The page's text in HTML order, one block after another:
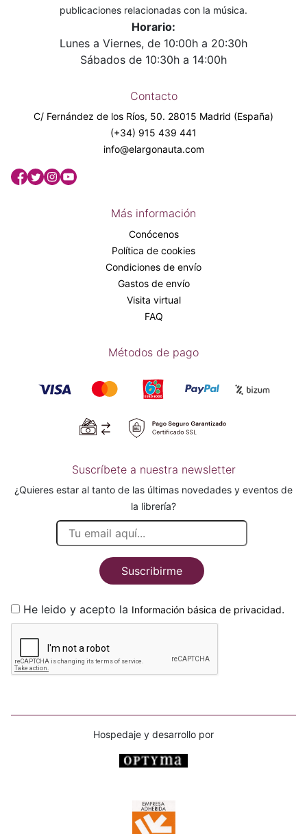
publicaciones relacionadas con la música.
Horario:
Lunes a Viernes, de 10:00h a 20:30h
Sábados de 10:30h a 14:00h
Contacto
C/ Fernández de los Ríos, 50. 28015 Madrid (España)
(+34) 915 439 441
info@elargonauta.com
Más información
Conócenos
Política de cookies
Condiciones de envío
Gastos de envío
Visita virtual
FAQ
Métodos de pago
Suscríbete a nuestra newsletter
¿Quieres estar al tanto de las últimas novedades y eventos de
la librería?
Suscribirme
He leido y acepto la Información básica de privacidad.
Hospedaje y desarrollo por